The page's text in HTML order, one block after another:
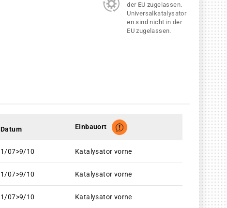
der EU zugelassen.
Universalkatalysator
en sind nicht in der
EU zugelassen.
Datum Einbauort
1/07>9/10 Katalysator vorne
1/07>9/10 Katalysator vorne
1/07>9/10 Katalysator vorne